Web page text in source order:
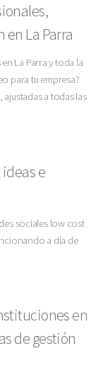
La Parra
La Parra y toda la
para tu empresa?
a todas las
e
sociales low cost
a día de
en
de gestión